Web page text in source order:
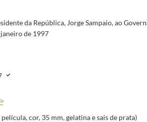
Portuguesa, a 27 de janeiro de 1997
sendo homenageado como Cidadão Honorário de São
da República, Jorge Sampaio, ao
de 1997
cor, 35 mm, gelatina e sais de prata)